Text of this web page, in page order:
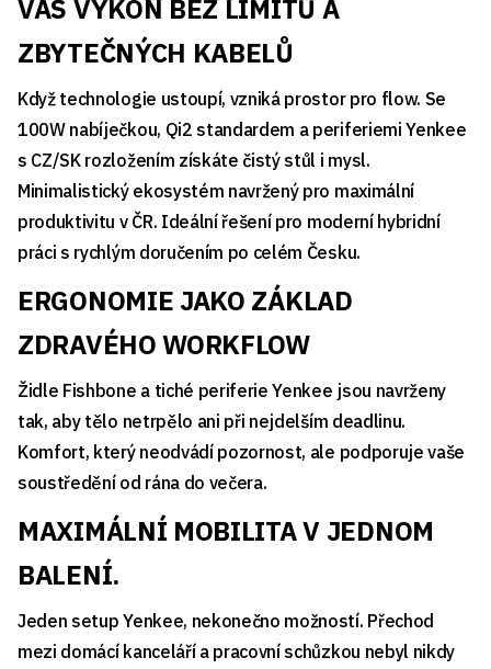
VÁŠ VÝKON BEZ LIMITŮ A
ZBYTEČNÝCH KABELŮ
Když technologie ustoupí, vzniká prostor pro flow. Se
100W nabíječkou, Qi2 standardem a periferiemi Yenkee
s CZ/SK rozložením získáte čistý stůl i mysl.
Minimalistický ekosystém navržený pro maximální
produktivitu v ČR. Ideální řešení pro moderní hybridní
práci s rychlým doručením po celém Česku.
ERGONOMIE JAKO ZÁKLAD
ZDRAVÉHO WORKFLOW
Židle Fishbone a tiché periferie Yenkee jsou navrženy
tak, aby tělo netrpělo ani při nejdelším deadlinu.
Komfort, který neodvádí pozornost, ale podporuje vaše
soustředění od rána do večera.
MAXIMÁLNÍ MOBILITA V JEDNOM
BALENÍ.
Jeden setup Yenkee, nekonečno možností. Přechod
mezi domácí kanceláří a pracovní schůzkou nebyl nikdy